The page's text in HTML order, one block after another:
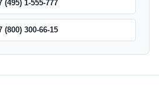
(495) 1-555-777
(800) 300-66-15